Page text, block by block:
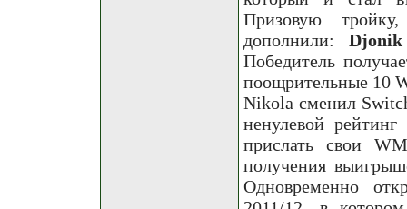
Призовую
дополнили:Djonik
Победитель
поощрительные 10
Nikola сменил
ненулевой
прислать свои
получения
Одновременно